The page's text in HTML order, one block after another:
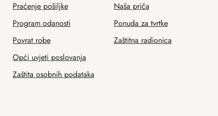
Praćenje pošiljke
Program odanosti
Povrat robe
Opći uvjeti poslovanja
Zaštita osobnih podataka
Naša priča
Ponuda za tvrtke
Zaštitna radionica